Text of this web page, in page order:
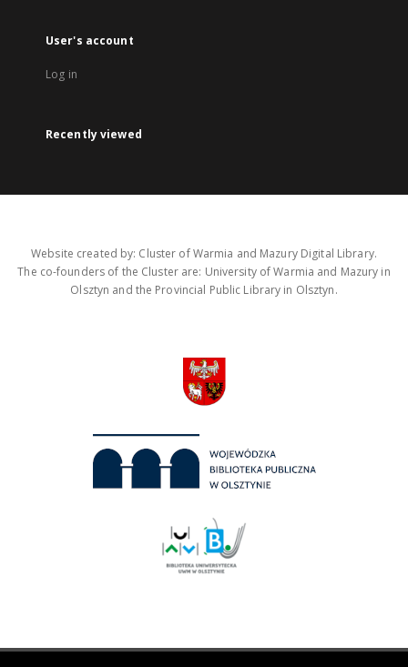
User's account
Log in
Recently viewed
Website created by: Cluster of Warmia and Mazury Digital Library.
The co-founders of the Cluster are: University of Warmia and Mazury in
Olsztyn and the Provincial Public Library in Olsztyn.